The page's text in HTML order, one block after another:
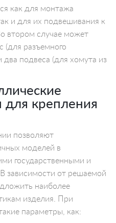
как для монтажа
и для их подвешивания к
втором случае может
(для разъемного
два подвеса (для хомута из
для крепления
позволяют
моделей в
государственными и
зависимости от решаемой
наиболее
изделия. При
параметры, как: